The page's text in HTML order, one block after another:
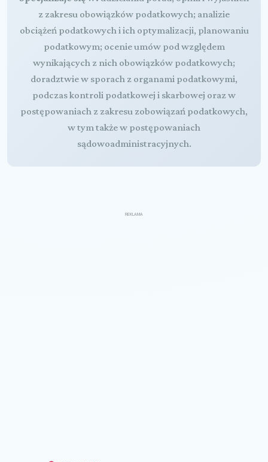
z zakresu obowiązków podatkowych; analizie
obciążeń podatkowych i ich optymalizacji, planowaniu
podatkowym; ocenie umów pod względem
wynikających z nich obowiązków podatkowych;
doradztwie w sporach z organami podatkowymi,
podczas kontroli podatkowej i skarbowej oraz w
postępowaniach z zakresu zobowiązań podatkowych,
w tym także w postępowaniach
sądowoadministracyjnych.
REKLAMA